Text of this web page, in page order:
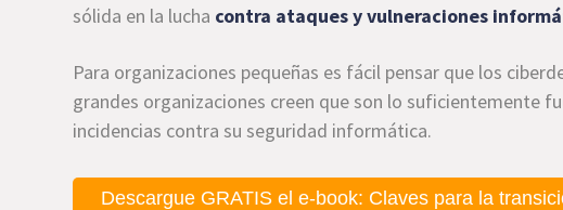
sólida en la lucha contra ataques y vulneraciones
Para organizaciones pequeñas es fácil pensar que los
grandes organizaciones creen que son lo suficientemente
incidencias contra su seguridad informática.
Descargue GRATIS el e-book: Claves para la